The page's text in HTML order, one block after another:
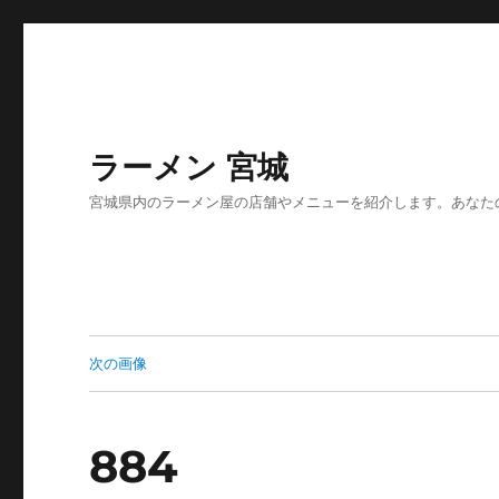
ラーメン 宮城
宮城県内のラーメン屋の店舗やメニューを紹介します。あな
次の画像
884